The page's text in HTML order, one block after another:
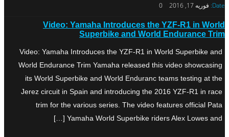
Date: فوریه 17, 2016 0
Video: Yamaha Introduces the YZF-R1 in World
Superbike and World Endurance Trim
Video: Yamaha Introduces the YZF-R1 in World Superbike and
World Endurance Trim Yamaha released this video showcasing
its World Superbike and World Enduranc teams testing at the
Jerez circuit in Spain and introducing the 2016 YZF-R1 in race
trim for the various series. The video features official Pata
Yamaha World Superbike riders Alex Lowes and […]